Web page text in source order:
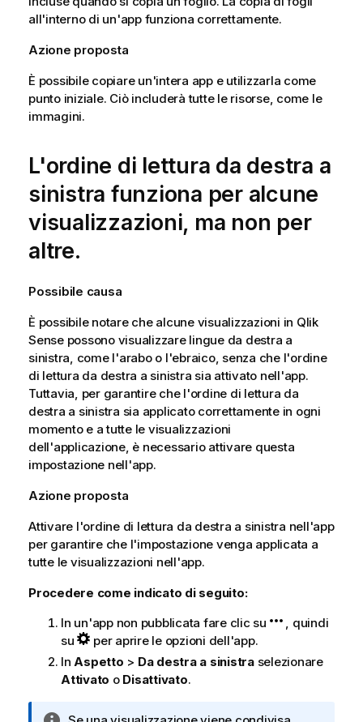
all'interno di un'app funziona correttamente.
Azione proposta
È possibile copiare un'intera app e utilizzarla come
punto iniziale. Ciò includerà tutte le risorse, come le
immagini.
L'ordine di lettura da destra a
sinistra funziona per alcune
visualizzazioni, ma non per
altre.
Possibile causa
È possibile notare che alcune visualizzazioni in Qlik
Sensepossono visualizzare lingue da destra a
sinistra, come l'arabo o l'ebraico, senza che l'ordine
di lettura da destra a sinistra sia attivato nell'app.
Tuttavia, per garantire che l'ordine di lettura da
destra a sinistra sia applicato correttamente in ogni
momento e a tutte le visualizzazioni
dell'applicazione, è necessario attivare questa
impostazione nell'app.
Azione proposta
Attivare l'ordine di lettura da destra a sinistra nell'app
per garantire che l'impostazione venga applicata a
tutte le visualizzazioni nell'app.
Procedere come indicato di seguito:
In un'app non pubblicata fare clic su
, quindi
su
per aprire le opzioni dell'app.
InAspetto > Da destra a sinistraselezionare
Attivato o Disattivato.